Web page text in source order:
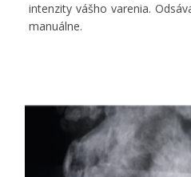
intenzity vášho varenia.
manuálne.